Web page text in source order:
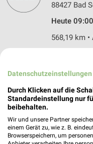
88427 Bad
Heute
568,19 km
88422 Bad
Heute
564,68 km
Datenschutzeinstellungen
Durch Klicken auf die
Standardeinstellung nur
beibehalten.
Wir und unsere Partner
einem Gerät zu, wie z. B.
Browserspeichern, um